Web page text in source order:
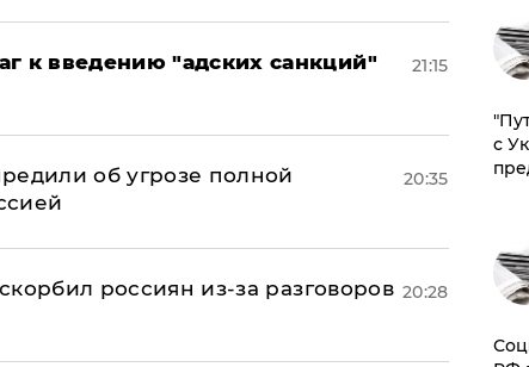
к введению "адских санкций"
21:15
об угрозе полной
20:35
россиян из-за разговоров 20:28
с